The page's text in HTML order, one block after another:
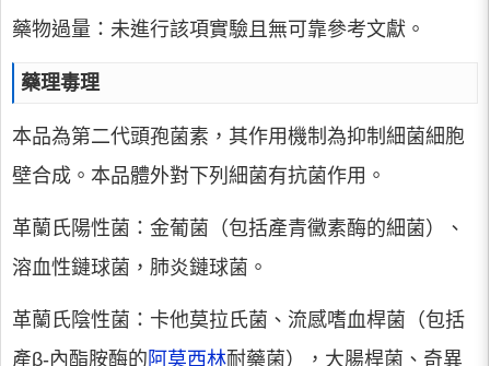
藥物過量：未進行該項實驗且無可靠參考文獻。
藥理毒理
本品為第二代頭孢菌素，其作用機制為抑制細菌細胞
壁合成。本品體外對下列細菌有抗菌作用。
革蘭氏陽性菌：金葡菌（包括產青黴素酶的細菌）、
溶血性鏈球菌，肺炎鏈球菌。
革蘭氏陰性菌：卡他莫拉氏菌、流感嗜血桿菌（包括
產β-內酯胺酶的 阿莫西林耐藥菌），大腸桿菌、奇異